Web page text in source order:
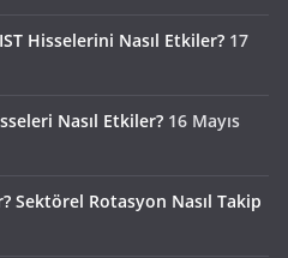
Hisselerini Nasıl Etkiler? 17
Nasıl Etkiler? 16 Mayıs
Sektörel Rotasyon Nasıl Takip